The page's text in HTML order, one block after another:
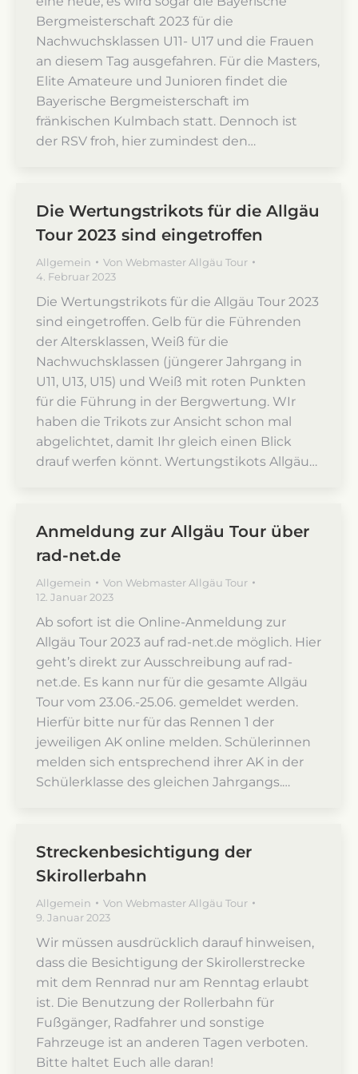
Bergmeisterschaft 2023 für die
Nachwuchsklassen U11- U17 und die Frauen
an diesem Tag ausgefahren. Für die Masters,
Elite Amateure und Junioren findet die
Bayerische Bergmeisterschaft im
fränkischen Kulmbach statt. Dennoch ist
der RSV froh, hier zumindest den…
Die Wertungstrikots für die Allgäu
Tour 2023 sind eingetroffen
Allgemein Von Webmaster Allgäu Tour
4. Februar 2023
Die Wertungstrikots für die Allgäu Tour 2023
sind eingetroffen. Gelb für die Führenden
der Altersklassen, Weiß für die
Nachwuchsklassen (jüngerer Jahrgang in
U11, U13, U15) und Weiß mit roten Punkten
für die Führung in der Bergwertung. WIr
haben die Trikots zur Ansicht schon mal
abgelichtet, damit Ihr gleich einen Blick
drauf werfen könnt. Wertungstikots Allgäu…
Anmeldung zur Allgäu Tour über
rad-net.de
Allgemein Von Webmaster Allgäu Tour
12. Januar 2023
Ab sofort ist die Online-Anmeldung zur
Allgäu Tour 2023 auf rad-net.de möglich. Hier
geht’s direkt zur Ausschreibung auf rad-
net.de. Es kann nur für die gesamte Allgäu
Tour vom 23.06.-25.06. gemeldet werden.
Hierfür bitte nur für das Rennen 1 der
jeweiligen AK online melden. Schülerinnen
melden sich entsprechend ihrer AK in der
Schülerklasse des gleichen Jahrgangs.…
Streckenbesichtigung der
Skirollerbahn
Allgemein Von Webmaster Allgäu Tour
9. Januar 2023
Wir müssen ausdrücklich darauf hinweisen,
dass die Besichtigung der Skirollerstrecke
mit dem Rennrad nur am Renntag erlaubt
ist. Die Benutzung der Rollerbahn für
Fußgänger, Radfahrer und sonstige
Fahrzeuge ist an anderen Tagen verboten.
Bitte haltet Euch alle daran!